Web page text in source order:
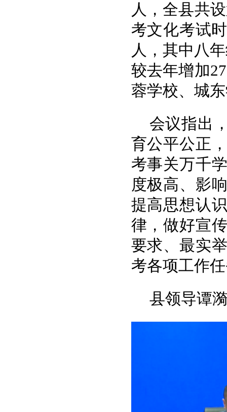
人，全县共
考文化考试
人，其中八
较去年增加
蓉学校、城
会议指出
育公平公正
考事关万千
度极高、影
提高思想认
律，做好宣
要求、最实
考各项工作
县领导谭